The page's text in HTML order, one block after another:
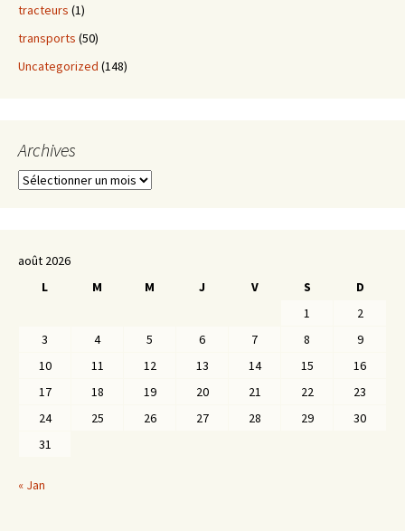
tracteurs (1)
transports (50)
Uncategorized (148)
Archives
Archives
août 2026
L
M M J V S
D
1
2
3
4 5 6 7 8
9
10
11 12 13 14 15
16
17
18 19 20 21 22
23
24
25 26 27 28 29
30
31
« Jan